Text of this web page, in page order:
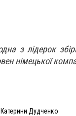
з лідерок
німецької
Дудченко